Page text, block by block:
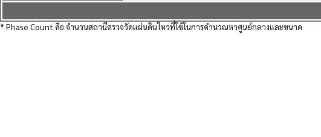
* Phase Count คือ จำนวนสถานีตรวจวัดแผ่นดินไหวที่ใช้ในการคำนวณหาศูนย์กลางและขนาด